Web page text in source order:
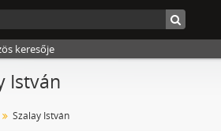
keresője
István
Szalay István